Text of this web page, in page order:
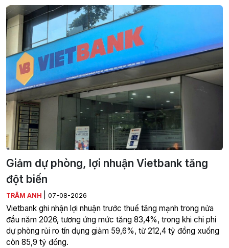
Giảm dự phòng, lợi nhuận Vietbank tăng
đột biến
TRÂM ANH 07-08-2026
Vietbank ghi nhận lợi nhuận trước thuế tăng mạnh trong nửa
đầu năm 2026, tương ứng mức tăng 83,4%, trong khi chi phí
dự phòng rủi ro tín dụng giảm 59,6%, từ 212,4 tỷ đồng xuống
còn 85,9 tỷ đồng.